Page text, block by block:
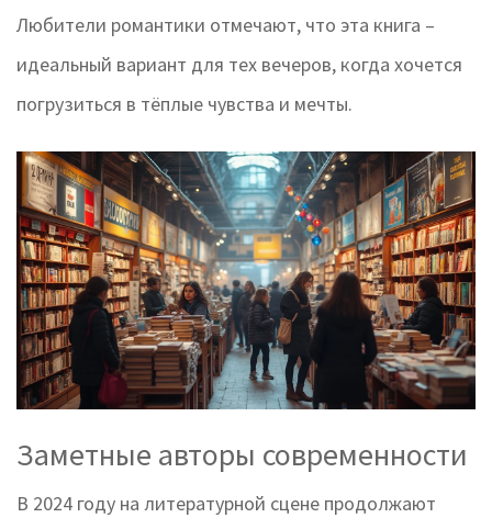
Любители романтики отмечают, что эта книга –
идеальный вариант для тех вечеров, когда хочется
погрузиться в тёплые чувства и мечты.
Заметные авторы современности
В 2024 году на литературной сцене продолжают